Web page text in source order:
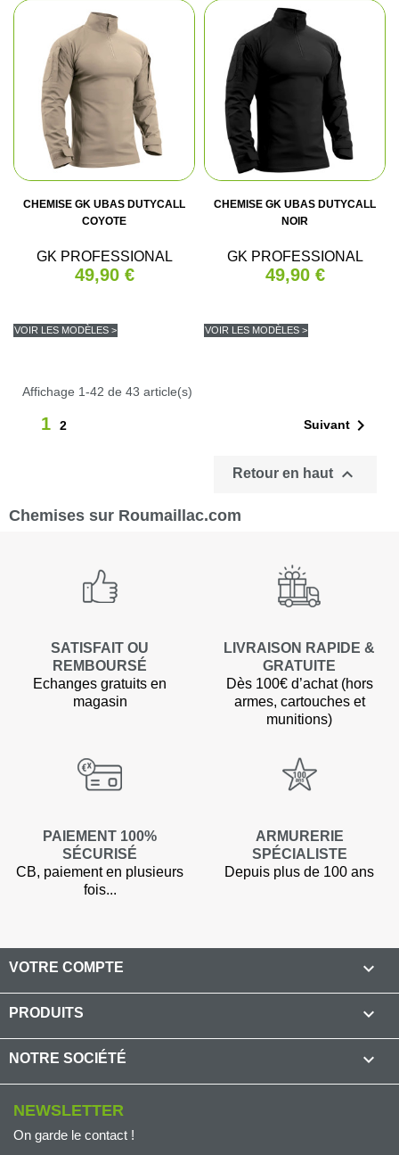
CHEMISE GK UBAS DUTYCALL
COYOTE
GK PROFESSIONAL
49,90 €
VOIR LES MODÈLES >
CHEMISE GK UBAS DUTYCALL
NOIR
GK PROFESSIONAL
49,90 €
VOIR LES MODÈLES >
Affichage 1-42 de 43 article(s)
1 2 Suivant 
Retour en haut 
Chemises sur Roumaillac.com
SATISFAIT OU
REMBOURSÉ
Echanges gratuits en
magasin
LIVRAISON RAPIDE &
GRATUITE
Dès 100€ d’achat (hors
armes, cartouches et
munitions)
PAIEMENT 100%
SÉCURISÉ
CB, paiement en plusieurs
fois...
ARMURERIE
SPÉCIALISTE
Depuis plus de 100 ans
VOTRE COMPTE 
PRODUITS 
NOTRE SOCIÉTÉ 
NEWSLETTER
On garde le contact !